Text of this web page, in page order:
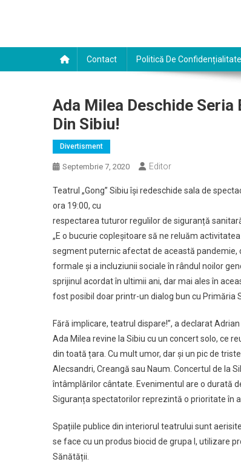
Contact Politică De Confidențialitate
Ada Milea Deschide
Din Sibiu!
Divertisment
Septembrie 7, 2020 Editor
Teatrul „Gong” Sibiu își redeschide sala de
ora 19:00, cu
respectarea tuturor regulilor de siguranță
„E o bucurie copleșitoare să ne reluăm
segment puternic afectat de această
formale și a incluziunii sociale în rândul noilor
sprijinul acordat în ultimii ani, dar mai ales în
fost posibil doar printr-un dialog bun cu Primăria
Fără implicare, teatrul dispare!”, a declarat
Ada Milea revine la Sibiu cu un concert solo, ce
din toată țara. Cu mult umor, dar și un pic de
Alecsandri, Creangă sau Naum. Concertul de la
întâmplărilor cântate. Evenimentul are o durată
Siguranța spectatorilor reprezintă o prioritate în
Spațiile publice din interiorul teatrului sunt
se face cu un produs biocid de grupa I, utilizare
Sănătății.